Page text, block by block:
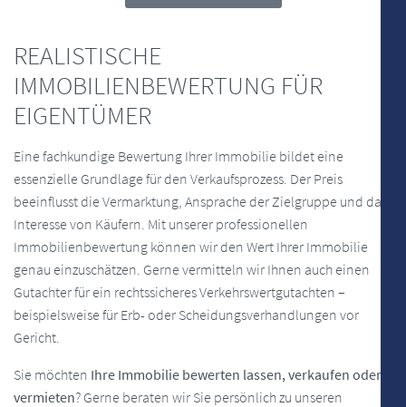
REALISTISCHE
IMMOBILIENBEWERTUNG FÜR
EIGENTÜMER
Eine fachkundige Bewertung Ihrer Immobilie bildet eine
essenzielle Grundlage für den Verkaufsprozess. Der Preis
beeinflusst die Vermarktung, Ansprache der Zielgruppe und das
Interesse von Käufern. Mit unserer professionellen
Immobilienbewertung können wir den Wert Ihrer Immobilie
genau einzuschätzen. Gerne vermitteln wir Ihnen auch einen
Gutachter für ein rechtssicheres Verkehrswertgutachten –
beispielsweise für Erb- oder Scheidungsverhandlungen vor
Gericht.
Sie möchten Ihre Immobilie bewerten lassen, verkaufen oder
vermieten? Gerne beraten wir Sie persönlich zu unseren